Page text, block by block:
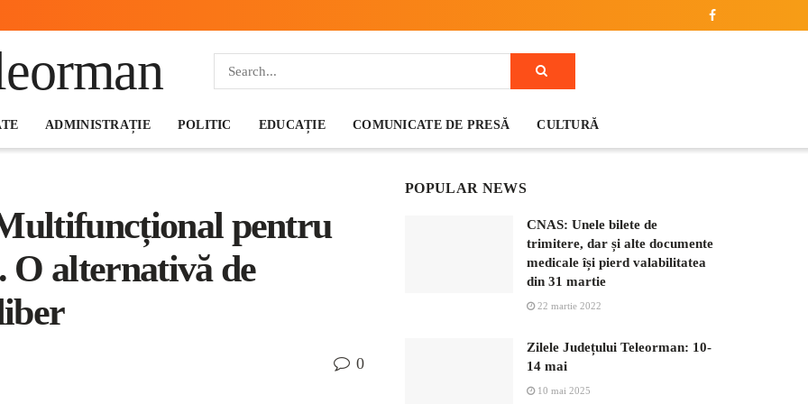
ADMINISTRAȚIE POLITIC EDUCAȚIE COMUNICATE DE PRESĂ CULTURĂ
pentru
alternativă de
0
POPULAR NEWS
CNAS: Unele bilete de
trimitere, dar și alte documente
medicale își pierd valabilitatea
din 31 martie
22 martie 2022
Zilele Județului Teleorman: 10-
14 mai
10 mai 2025